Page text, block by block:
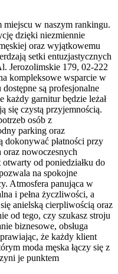
w naszym rankingu.
dzięki niezmiennie
oraz wyjątkowemu
setki entuzjastycznych
Jerozolimskie 179, 02-222
kompleksowe wsparcie w
są profesjonalne
każdy garnitur będzie leżał
się czystą przyjemnością.
osób z
parking oraz
płatności przy
nowoczesnych
od poniedziałku do
na spokojne
Atmosfera panująca w
i pełna życzliwości, a
anielską cierpliwością oraz
od tego, czy szukasz stroju
biznesowe, obsługa
że każdy klient
moda męska łączy się z
je punktem